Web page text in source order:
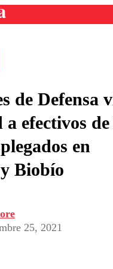
TV
Colo
Internacional
Nacional
Social
de Defensa
efectivos de
en
Biobío
25, 2021